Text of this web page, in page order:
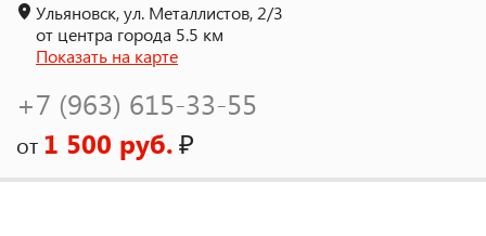
Ульяновск, ул. Металлистов, 2/3
от центра города 5.5 км
Показать на карте
+7 (963) 615-33-55
от 1 500 руб.₽